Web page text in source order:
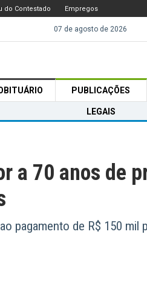
do Contestado Empregos
07 de agosto de 2026
PUBLICAÇÕES
LEGAIS
a 70 anos de
pagamento de R$ 150 mil